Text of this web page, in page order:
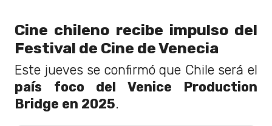
Cine chileno recibe impulso del
Festival de Cine de Venecia
Este jueves se confirmó que Chile será el
país foco del Venice Production
Bridge en 2025.